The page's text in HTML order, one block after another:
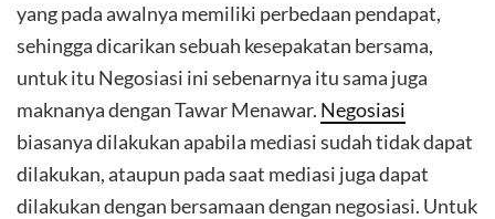
yang pada awalnya memiliki perbedaan pendapat,
sehingga dicarikan sebuah kesepakatan bersama,
untuk itu Negosiasi ini sebenarnya itu sama juga
maknanya dengan Tawar Menawar. Negosiasi
biasanya dilakukan apabila mediasi sudah tidak dapat
dilakukan, ataupun pada saat mediasi juga dapat
dilakukan dengan bersamaan dengan negosiasi. Untuk